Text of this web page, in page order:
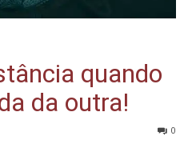
quando
da outra!
0